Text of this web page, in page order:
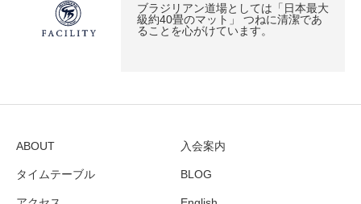
ブラジリアン道場としては「日本最大
級約40畳のマット」 つねに清潔であ
ることを心がけています。
ABOUT 入会案内
タイムテーブル BLOG